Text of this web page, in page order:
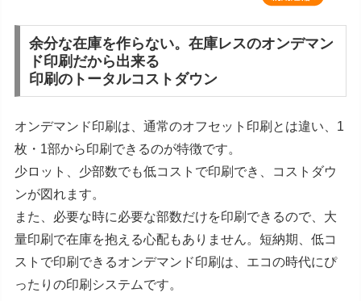
余分な在庫を作らない。在庫レスのオンデマン
ド印刷だから出来る
印刷のトータルコストダウン
オンデマンド印刷は、通常のオフセット印刷とは違い、1
枚・1部から印刷できるのが特徴です。
少ロット、少部数でも低コストで印刷でき、コストダウ
ンが図れます。
また、必要な時に必要な部数だけを印刷できるので、大
量印刷で在庫を抱える心配もありません。短納期、低コ
ストで印刷できるオンデマンド印刷は、エコの時代にぴ
ったりの印刷システムです。